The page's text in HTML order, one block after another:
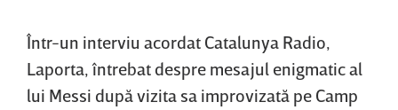
Într-un interviu acordat Catalunya Radio,
Laporta, întrebat despre mesajul enigmatic al
lui Messi după vizita sa improvizată pe Camp